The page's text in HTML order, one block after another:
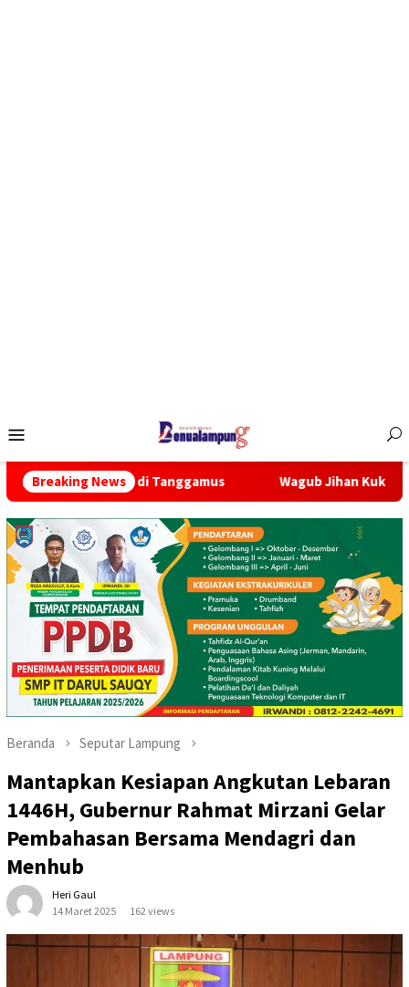
Mobile
Breaking News
Tanggamus Wagub Jihan Kukuhkan Pengurus
Beranda Seputar Lampung
Mantapkan Kesiapan Angkutan Lebaran
1446H, Gubernur Rahmat Mirzani Gelar
Pembahasan Bersama Mendagri dan
Menhub
Heri Gaul
14 Maret 2025
162 views